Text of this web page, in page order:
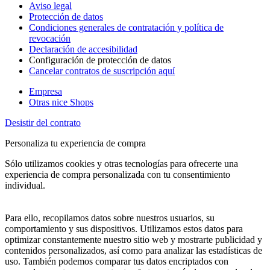
Aviso legal
Protección de datos
Condiciones generales de contratación y política de
revocación
Declaración de accesibilidad
Configuración de protección de datos
Cancelar contratos de suscripción aquí
Empresa
Otras nice Shops
Desistir del contrato
Personaliza tu experiencia de compra
Sólo utilizamos cookies y otras tecnologías para ofrecerte una
experiencia de compra personalizada con tu consentimiento
individual.
Para ello, recopilamos datos sobre nuestros usuarios, su
comportamiento y sus dispositivos. Utilizamos estos datos para
optimizar constantemente nuestro sitio web y mostrarte publicidad y
contenidos personalizados, así como para analizar las estadísticas de
uso. También podemos comparar tus datos encriptados con